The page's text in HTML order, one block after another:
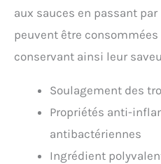
aux sauces en passant
peuvent être
conservant ainsi leur
Soulagement des
Propriétés anti-
antibactériennes
Ingrédient